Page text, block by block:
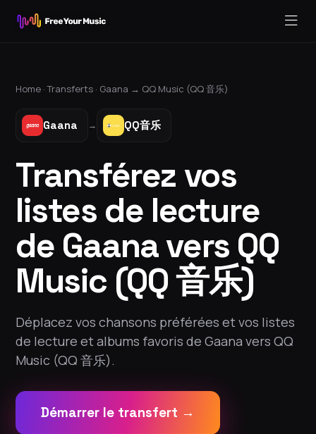
Home ·Transferts · Gaana → QQ Music (QQ 音乐)
Gaana → QQ音乐
Transférez vos
listes de lecture
de Gaana vers QQ
Music (QQ 音乐)
Déplacez vos chansons préférées et vos listes
de lecture et albums favoris de Gaana vers QQ
Music (QQ 音乐).
Démarrer le transfert →